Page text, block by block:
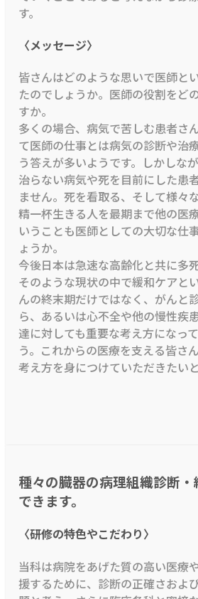
す。
〈メッセージ〉
皆さんはどのような思いで医師と
たのでしょうか。医師の役割をど
すか。
多くの場合、病気で苦しむ患者さ
て医師の仕事とは病気の診断や治
う答えが多いようです。しかしな
治らない病気や死を目前にした患
ません。死を看取る、そして様々
精一杯生きる人を最期まで他の医
いうことも医師としての大切な仕
ょうか。
今後日本は急速な高齢化と共に多
そのような現状の中で緩和ケアと
んの終末期だけではなく、がんと
ら、あるいは心不全や他の慢性疾
達に対しても重要な考え方になっ
う。これからの医療を支える皆さ
考え方を身につけていただきたい
種々の臓器の病理組織診断
できます。
〈研修の特色やこだわり〉
当科は病院をあげた質の高い医療
援するために、診断の正確さおよ